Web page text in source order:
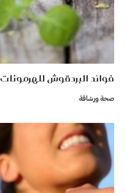
فوائد البردقوش للهرمونات
صحة ورشاقة